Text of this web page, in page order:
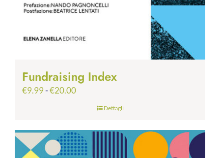
Fundraising Index
€9.99-€20.00Fascia
€9.99
a
Dettagli